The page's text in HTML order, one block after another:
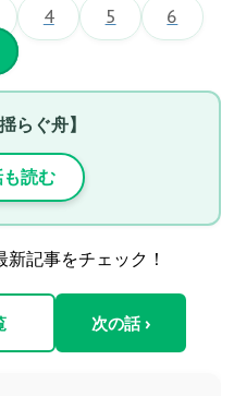
4 5
6
らぐ舟】
読む
記事をチェック！
次の話 ›